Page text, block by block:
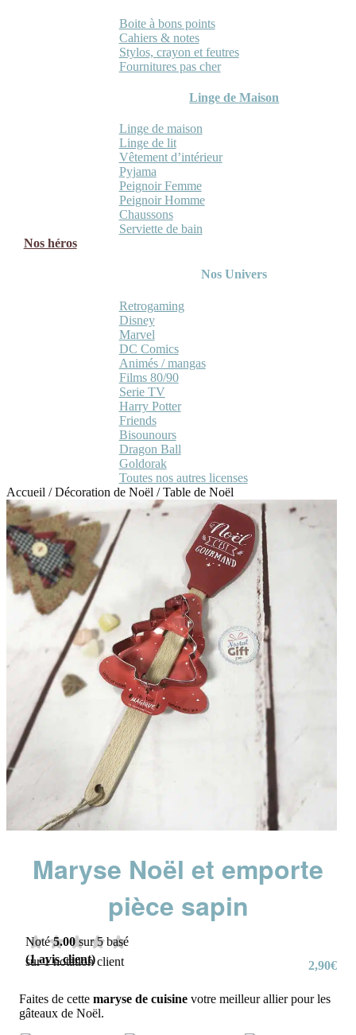
Boite à bons points
Cahiers & notes
Stylos, crayon et feutres
Fournitures pas cher
Linge de Maison
Linge de maison
Linge de lit
Vêtement d’intérieur
Pyjama
Peignoir Femme
Peignoir Homme
Chaussons
Serviette de bain
Nos héros
Nos Univers
Retrogaming
Disney
Marvel
DC Comics
Animés / mangas
Films 80/90
Serie TV
Harry Potter
Friends
Bisounours
Dragon Ball
Goldorak
Toutes nos autres licenses
Accueil /Décoration de Noël /Table de Noël
Maryse Noël et emporte
pièce sapin
Noté5.00 sur 5 basé
sur1notation client
(1avis client) 2,90€
Faites de cette maryse de cuisine votre meilleur allier pour les
gâteaux de Noël.